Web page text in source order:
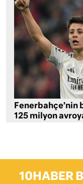
125 milyon
10HABER